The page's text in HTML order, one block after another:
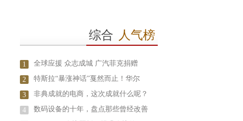
综合 人气榜
1 全球应援 众志成城 广汽菲克捐赠
2 特斯拉“暴涨神话”戛然而止！华尔
3 非典成就的电商，这次成就什么呢？
4 数码设备的十年，盘点那些曾经改善